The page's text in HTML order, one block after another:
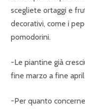
scegliete ortaggi e
decorativi, come i
pomodorini.
-Le piantine già
fine marzo a fine
-Per quanto